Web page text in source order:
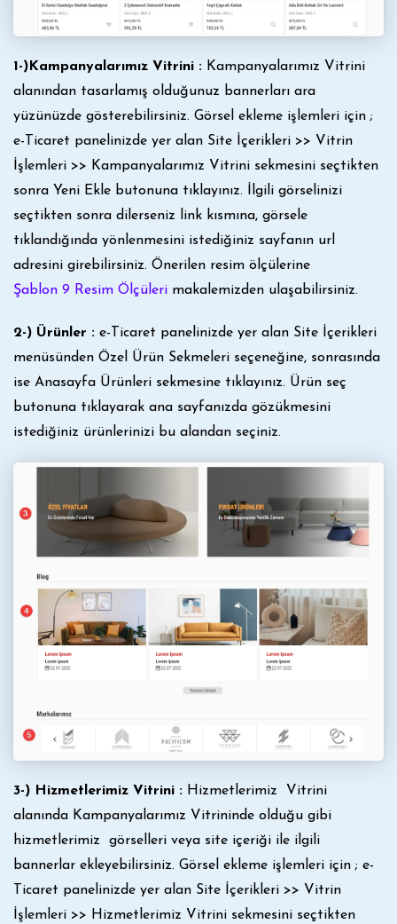
1-)Kampanyalarımız Vitrini : Kampanyalarımız Vitrini
alanından tasarlamış olduğunuz bannerları ara
yüzünüzde gösterebilirsiniz. Görsel ekleme işlemleri için ;
e-Ticaret panelinizde yer alan Site İçerikleri >> Vitrin
İşlemleri >> Kampanyalarımız Vitrini sekmesini seçtikten
sonra Yeni Ekle butonuna tıklayınız. İlgili görselinizi
seçtikten sonra dilerseniz link kısmına, görsele
tıklandığında yönlenmesini istediğiniz sayfanın url
adresini girebilirsiniz. Önerilen resim ölçülerine
Şablon 9 Resim Ölçüleri makalemizden ulaşabilirsiniz.
2-) Ürünler : e-Ticaret panelinizde yer alan Site İçerikleri
menüsünden Özel Ürün Sekmeleri seçeneğine, sonrasında
ise Anasayfa Ürünleri sekmesine tıklayınız. Ürün seç
butonuna tıklayarak ana sayfanızda gözükmesini
istediğiniz ürünlerinizi bu alandan seçiniz.
3-) Hizmetlerimiz Vitrini : Hizmetlerimiz Vitrini
alanında Kampanyalarımız Vitrininde olduğu gibi
hizmetlerimiz görselleri veya site içeriği ile ilgili
bannerlar ekleyebilirsiniz. Görsel ekleme işlemleri için ; e-
Ticaret panelinizde yer alan Site İçerikleri >> Vitrin
İşlemleri >> Hizmetlerimiz Vitrini sekmesini seçtikten